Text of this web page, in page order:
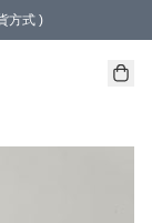
方式 )